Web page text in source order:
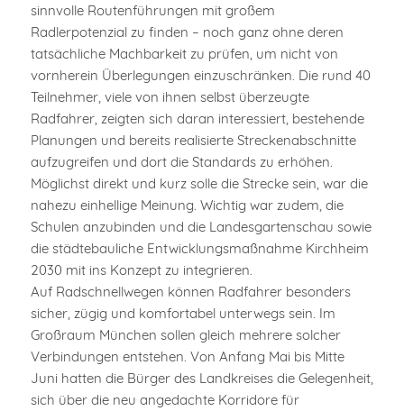
sinnvolle Routenführungen mit großem
Radlerpotenzial zu finden – noch ganz ohne deren
tatsächliche Machbarkeit zu prüfen, um nicht von
vornherein Überlegungen einzuschränken. Die rund 40
Teilnehmer, viele von ihnen selbst überzeugte
Radfahrer, zeigten sich daran interessiert, bestehende
Planungen und bereits realisierte Streckenabschnitte
aufzugreifen und dort die Standards zu erhöhen.
Möglichst direkt und kurz solle die Strecke sein, war die
nahezu einhellige Meinung. Wichtig war zudem, die
Schulen anzubinden und die Landesgartenschau sowie
die städtebauliche Entwicklungsmaßnahme Kirchheim
2030 mit ins Konzept zu integrieren.
Auf Radschnellwegen können Radfahrer besonders
sicher, zügig und komfortabel unterwegs sein. Im
Großraum München sollen gleich mehrere solcher
Verbindungen entstehen. Von Anfang Mai bis Mitte
Juni hatten die Bürger des Landkreises die Gelegenheit,
sich über die neu angedachte Korridore für